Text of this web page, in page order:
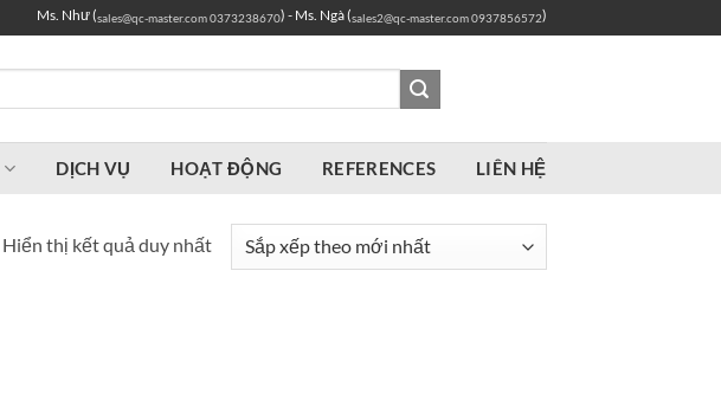
Ms. Như (sales@qc-master.com0373238670) - Ms. Ngà (sales2@qc-master.com0937856572)
DỊCH VỤ HOẠT ĐỘNG REFERENCES LIÊN HỆ
Hiển thị kết quả duy nhất